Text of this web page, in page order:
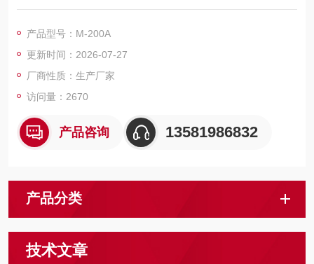
擦，磨损性能测试，也可对试验中
产品型号：M-200A
更新时间：2026-07-27
厂商性质：生产厂家
访问量：2670
产品咨询 13581986832
产品分类
技术文章